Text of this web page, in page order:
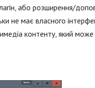
або розширення/
не має власного
контенту, який